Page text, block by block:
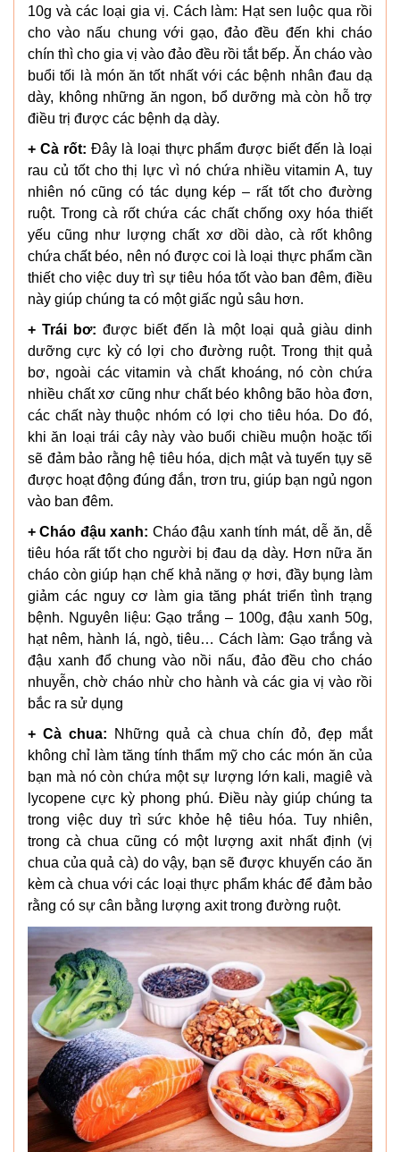
10g và các loại gia vị. Cách làm: Hạt sen luộc qua rồi
cho vào nấu chung với gạo, đảo đều đến khi cháo
chín thì cho gia vị vào đảo đều rồi tắt bếp. Ăn cháo vào
buổi tối là món ăn tốt nhất với các bệnh nhân đau dạ
dày, không những ăn ngon, bổ dưỡng mà còn hỗ trợ
điều trị được các bệnh dạ dày.
+ Cà rốt: Đây là loại thực phẩm được biết đến là loại
rau củ tốt cho thị lực vì nó chứa nhiều vitamin A, tuy
nhiên nó cũng có tác dụng kép – rất tốt cho đường
ruột. Trong cà rốt chứa các chất chống oxy hóa thiết
yếu cũng như lượng chất xơ dồi dào, cà rốt không
chứa chất béo, nên nó được coi là loại thực phẩm cần
thiết cho việc duy trì sự tiêu hóa tốt vào ban đêm, điều
này giúp chúng ta có một giấc ngủ sâu hơn.
+ Trái bơ: được biết đến là một loại quả giàu dinh
dưỡng cực kỳ có lợi cho đường ruột. Trong thịt quả
bơ, ngoài các vitamin và chất khoáng, nó còn chứa
nhiều chất xơ cũng như chất béo không bão hòa đơn,
các chất này thuộc nhóm có lợi cho tiêu hóa. Do đó,
khi ăn loại trái cây này vào buổi chiều muộn hoặc tối
sẽ đảm bảo rằng hệ tiêu hóa, dịch mật và tuyến tụy sẽ
được hoạt động đúng đắn, trơn tru, giúp bạn ngủ ngon
vào ban đêm.
+ Cháo đậu xanh: Cháo đậu xanh tính mát, dễ ăn, dễ
tiêu hóa rất tốt cho người bị đau dạ dày. Hơn nữa ăn
cháo còn giúp hạn chế khả năng ợ hơi, đầy bụng làm
giảm các nguy cơ làm gia tăng phát triển tình trạng
bệnh. Nguyên liệu: Gạo trắng – 100g, đậu xanh 50g,
hạt nêm, hành lá, ngò, tiêu… Cách làm: Gạo trắng và
đậu xanh đổ chung vào nồi nấu, đảo đều cho cháo
nhuyễn, chờ cháo nhừ cho hành và các gia vị vào rồi
bắc ra sử dụng
+ Cà chua: Những quả cà chua chín đỏ, đẹp mắt
không chỉ làm tăng tính thẩm mỹ cho các món ăn của
bạn mà nó còn chứa một sự lượng lớn kali, magiê và
lycopene cực kỳ phong phú. Điều này giúp chúng ta
trong việc duy trì sức khỏe hệ tiêu hóa. Tuy nhiên,
trong cà chua cũng có một lượng axit nhất định (vị
chua của quả cà) do vậy, bạn sẽ được khuyến cáo ăn
kèm cà chua với các loại thực phẩm khác để đảm bảo
rằng có sự cân bằng lượng axit trong đường ruột.